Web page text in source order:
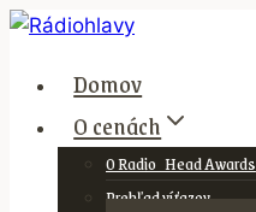
Skip
contentDomov
O cenách
O Radio_Head Awards
Prehľad víťazov